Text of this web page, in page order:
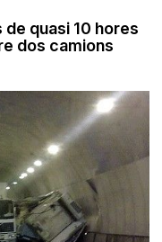
quasi 10 hores
dos camions